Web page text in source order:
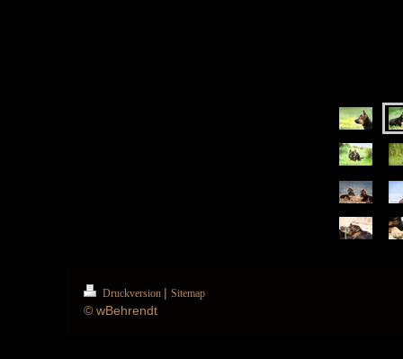
Druckversion | Sitemap
© wBehrendt